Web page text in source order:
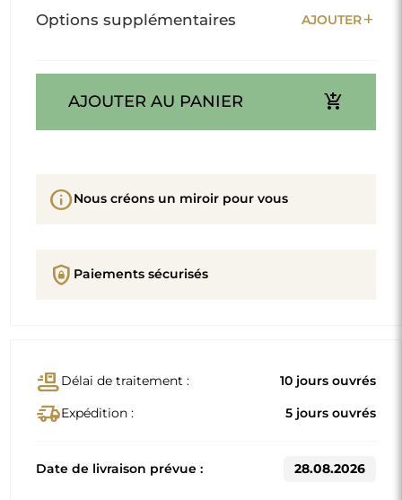
Options supplémentaires AJOUTERadd
AJOUTER AU PANIER add_shopping_cart
infoNous créons un miroir pour vous
shield_lock Paiements sécurisés
conveyor_beltDélai de traitement : 10 jours ouvrés
delivery_truck_speedExpédition : 5 jours ouvrés
Date de livraison prévue : 28.08.2026